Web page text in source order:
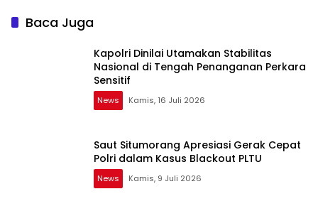
Baca Juga
Kapolri Dinilai Utamakan Stabilitas
Nasional di Tengah Penanganan Perkara
Sensitif
News Kamis, 16 Juli 2026
Saut Situmorang Apresiasi Gerak Cepat
Polri dalam Kasus Blackout PLTU
News Kamis, 9 Juli 2026